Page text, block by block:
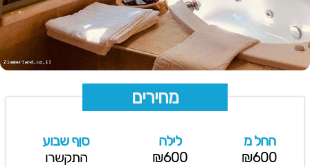
מחירים
החל מ
₪600
לילה
₪600
סןף שבוע
התקשרו